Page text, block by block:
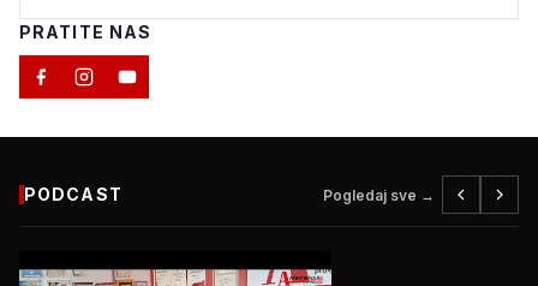
PRATITE NAS
PODCAST Pogledaj sve →